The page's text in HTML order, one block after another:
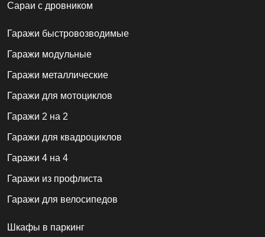
Сараи с дровником
Гаражи быстровозводимые
Гаражи модульные
Гаражи металлические
Гаражи для мотоциклов
Гаражи 2 на 2
Гаражи для квадроциклов
Гаражи 4 на 4
Гаражи из профлиста
Гаражи для велосипедов
Шкафы в паркинг